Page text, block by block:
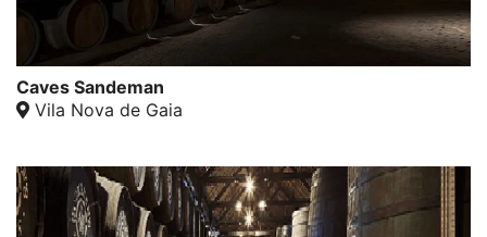
Caves Sandeman
Vila Nova de Gaia